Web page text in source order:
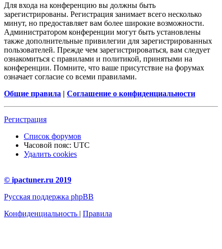
Для входа на конференцию вы должны быть
зарегистрированы. Регистрация занимает всего несколько
минут, но предоставляет вам более широкие возможности.
Администратором конференции могут быть установлены
также дополнительные привилегии для зарегистрированных
пользователей. Прежде чем зарегистрироваться, вам следует
ознакомиться с правилами и политикой, принятыми на
конференции. Помните, что ваше присутствие на форумах
означает согласие со всеми правилами.
Общие правила | Соглашение о конфиденциальности
Регистрация
Список форумов
Часовой пояс: UTC
Удалить cookies
© ipactuner.ru 2019
Русская поддержка phpBB
Конфиденциальность | Правила